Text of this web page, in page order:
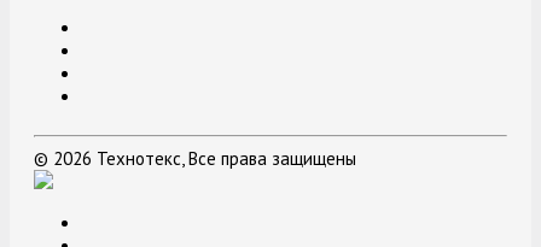
© 2026 Технотекс, Все права защищены